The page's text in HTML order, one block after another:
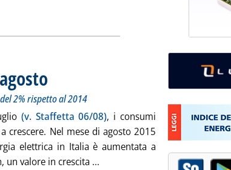
. Sottotitolo: Nei primi otto mesi del 2015 la domanda è in
2% rispetto al 2014
(v. Staffetta 06/08), i consumi
crescere. Nel mese di agosto 2015
elettrica in Italia è aumentata a
un valore in crescita ... Leggi tutta la notizia: